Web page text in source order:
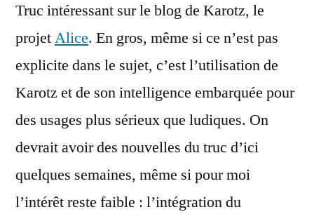
pour
applications
«
»
?
Truc intéressant sur le blog de Karotz, le
projetAlice. En gros, même si ce n’est pas
explicite dans le sujet, c’est l’utilisation de
Karotz et de son intelligence embarquée pour
des usages plus sérieux que ludiques. On
devrait avoir des nouvelles du truc d’ici
quelques semaines, même si pour moi
l’intérêt reste faible : l’intégration du